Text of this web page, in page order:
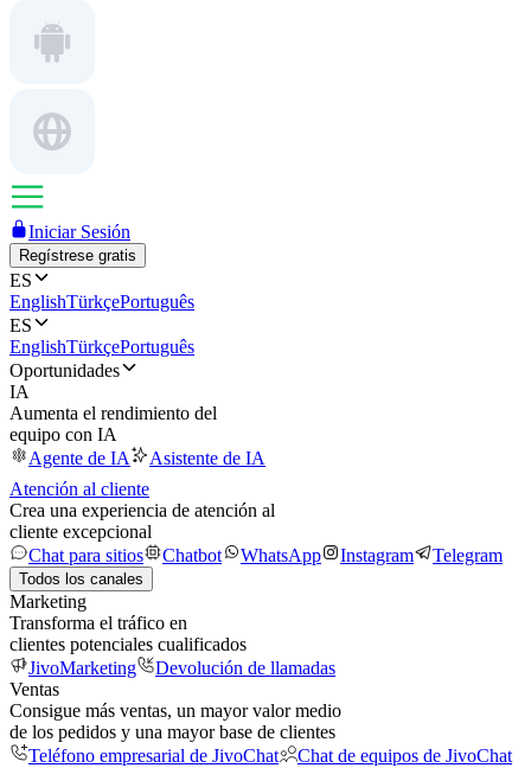
Iniciar Sesión
Regístrese gratis
ES
EnglishTürkçePortuguês
ES
EnglishTürkçePortuguês
Oportunidades
IA
Aumenta el rendimiento del
equipo con IA
Agente de IA
Asistente de IA
Atención al cliente
Crea una experiencia de atención al
cliente excepcional
Chat para sitios
Chatbot WhatsApp Instagram Telegram
Todos los canales
Marketing
Transforma el tráfico en
clientes potenciales cualificados
JivoMarketing
Devolución de llamadas
Ventas
Consigue más ventas, un mayor valor medio
de los pedidos y una mayor base de clientes
Teléfono empresarial de JivoChat
Chat de equipos de JivoChat